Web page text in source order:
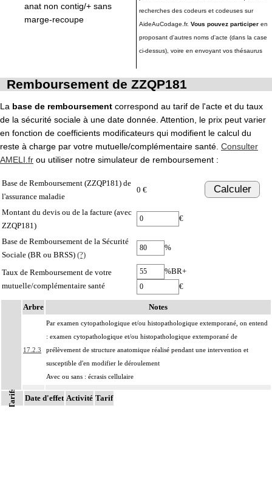
anat non contig/+ sans
marge-recoupe
recherches des codeurs et codeuses sur
AideAuCodage.fr. Vous pouvez participer en
proposant d'autres noms d'acte (dans la case
ci-dessus), voire en envoyant vos thésaurus
Remboursement de ZZQP181
La base de remboursement correspond au tarif de l'acte et du taux
de la sécurité sociale à une date donnée. Attention, le prix peut varier
en fonction de coefficients modificateurs qui modifient le calcul du
reste à charge par votre mutuelle/complémentaire santé. Consulter
AMELI.fr ou utiliser notre simulateur de remboursement :
Base de Remboursement (ZZQP181) de
l'assurance maladie
0 € Calculer
Montant du devis ou de la facture (avec
ZZQP181)
€
Base de Remboursement de la Sécurité
Sociale (BR ou BRSS) (?)
%
Taux de Remboursement de votre
mutuelle/complémentaire santé
%BR+
€
Arbre Notes
17.2.3
Par examen cytopathologique et/ou histopathologique extemporané, on entend
: examen cytopathologique et/ou histopathologique extemporané de
prélèvement de structure anatomique réalisé pendant une intervention et
susceptible d'en modifier le déroulement
Avec ou sans : écrasis cellulaire
Facturation :
le contrôle cytolopathologique et/ou histopathologique ultérieur par inclusion
Tarifs Date d'effet Activité Tarif